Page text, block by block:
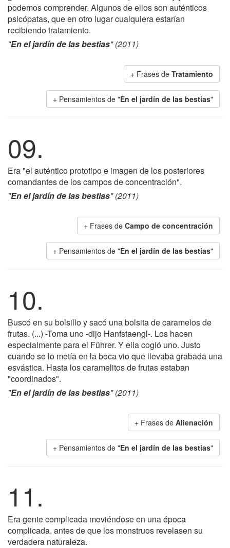
podemos comprender. Algunos de ellos son auténticos
psicópatas, que en otro lugar cualquiera estarían
recibiendo tratamiento.
"En el jardín de las bestias" (2011)
+ Frases de Tratamiento
+ Pensamientos de "En el jardín de las bestias"
09.
Era "el auténtico prototipo e imagen de los posteriores
comandantes de los campos de concentración".
"En el jardín de las bestias" (2011)
+ Frases de Campo de concentración
+ Pensamientos de "En el jardín de las bestias"
10.
Buscó en su bolsillo y sacó una bolsita de caramelos de
frutas. (...) -Toma uno -dijo Hanfstaengl-. Los hacen
especialmente para el Führer. Y ella cogió uno. Justo
cuando se lo metía en la boca vio que llevaba grabada una
esvástica. Hasta los caramelitos de frutas estaban
"coordinados".
"En el jardín de las bestias" (2011)
+ Frases de Alienación
+ Pensamientos de "En el jardín de las bestias"
11.
Era gente complicada moviéndose en una época
complicada, antes de que los monstruos revelasen su
verdadera naturaleza.